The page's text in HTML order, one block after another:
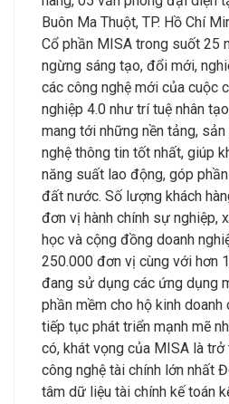
Buôn Ma Thuột, TP. Hồ Chí
Cổ phần MISA trong suốt 25
ngừng sáng tạo, đổi mới,
các công nghệ mới của cuộc
nghiệp 4.0 như trí tuệ nhân
mang tới những nền tảng,
nghệ thông tin tốt nhất, giúp
năng suất lao động, góp
đất nước. Số lượng khách
đơn vị hành chính sự nghiệp,
học và cộng đồng doanh
250.000 đơn vị cùng với hơn
đang sử dụng các ứng dụng
phần mềm cho hộ kinh doanh
tiếp tục phát triển mạnh mẽ
có, khát vọng của MISA là trở
công nghệ tài chính lớn nhất
tâm dữ liệu tài chính kế toán